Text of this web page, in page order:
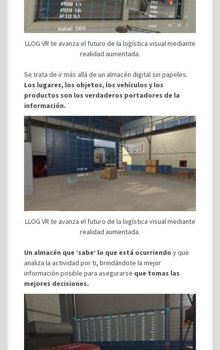
LLOG VR te avanza el futuro de la logística visual mediante
realidad aumentada.
Se trata de ir más allá de un almacén digital sin papeles.
Los lugares, los objetos, los vehículos y los
productos son los verdaderos portadores de la
información.
LLOG VR te avanza el futuro de la logística visual mediante
realidad aumentada.
Un almacén que ‘sabe’ lo que está ocurriendo y que
analiza la actividad por ti, brindándote la mejor
información posible para asegurarse que tomas las
mejores decisiones.